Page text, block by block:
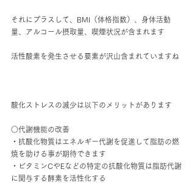
それにプラスして、BMI（体格指数）、身体活動
量、アルコール摂取量、喫煙状況が含まれます
活性酸素を発生させる要素が沢山含まれていますね
酸化ストレスの減少は以下のメリットがあります
○代謝機能の改善
・抗酸化物質はエネルギー代謝を促進して脂肪の燃
焼を助ける事が期待できます
・ビタミンCやEなどの特定の抗酸化物質は脂肪代謝
に関与する酵素を活性化する